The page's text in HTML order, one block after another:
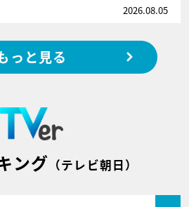
2026.08.05
っと見る
ング （テレビ朝日）